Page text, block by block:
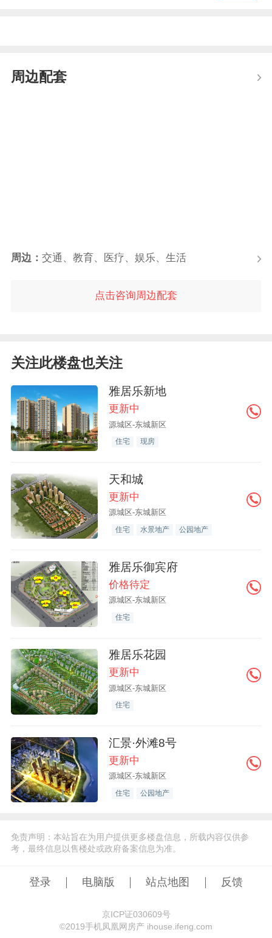
周边配套
周边： 交通、教育、医疗、娱乐、生活
点击咨询周边配套
关注此楼盘也关注
雅居乐新地
更新中
源城区-东城新区
住宅 现房
天和城
更新中
源城区-东城新区
住宅 水景地产 公园地产
雅居乐御宾府
价格待定
源城区-东城新区
住宅
雅居乐花园
更新中
源城区-东城新区
住宅
汇景·外滩8号
更新中
源城区-东城新区
住宅 公园地产
免责声明：本站旨在为用户提供更多楼盘信息，所载内容仅供参
考，最终信息以售楼处或政府备案信息为准。
登录 电脑版 站点地图 反馈
京ICP证030609号
©️2019手机凤凰网房产 ihouse.ifeng.com